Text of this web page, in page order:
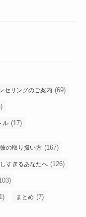
セリングのご案内 (69)
ル (17)
の取り扱い方 (167)
すぎるあなたへ (126)
まとめ (7)